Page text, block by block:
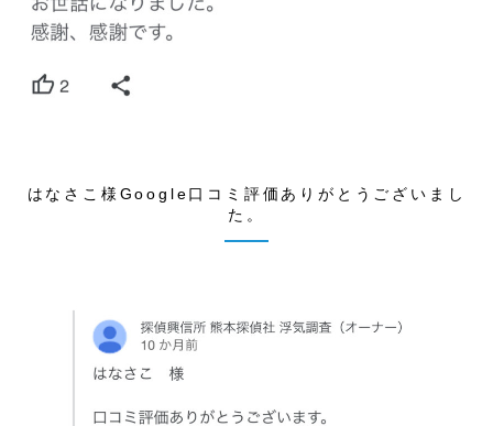
はなさこ様Google口コミ評価ありがとうございまし
た。